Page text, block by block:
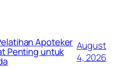
Apoteker
Penting untuk
August
4, 2026